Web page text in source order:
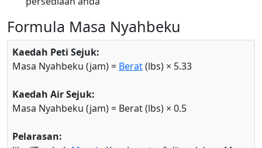
Formula Masa Nyahbeku
Kaedah Peti Sejuk:
Masa Nyahbeku (jam) = Berat(lbs) × 5.33
Kaedah Air Sejuk:
Masa Nyahbeku (jam) = Berat (lbs) × 0.5
Pelarasan: